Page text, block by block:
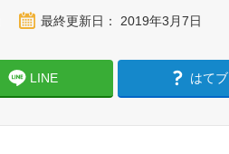
最終更新日： 2019年3月7日
LINE はてブ